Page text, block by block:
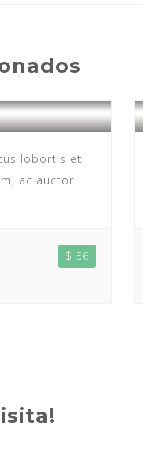
lobortis et
ac auctor
$ 56